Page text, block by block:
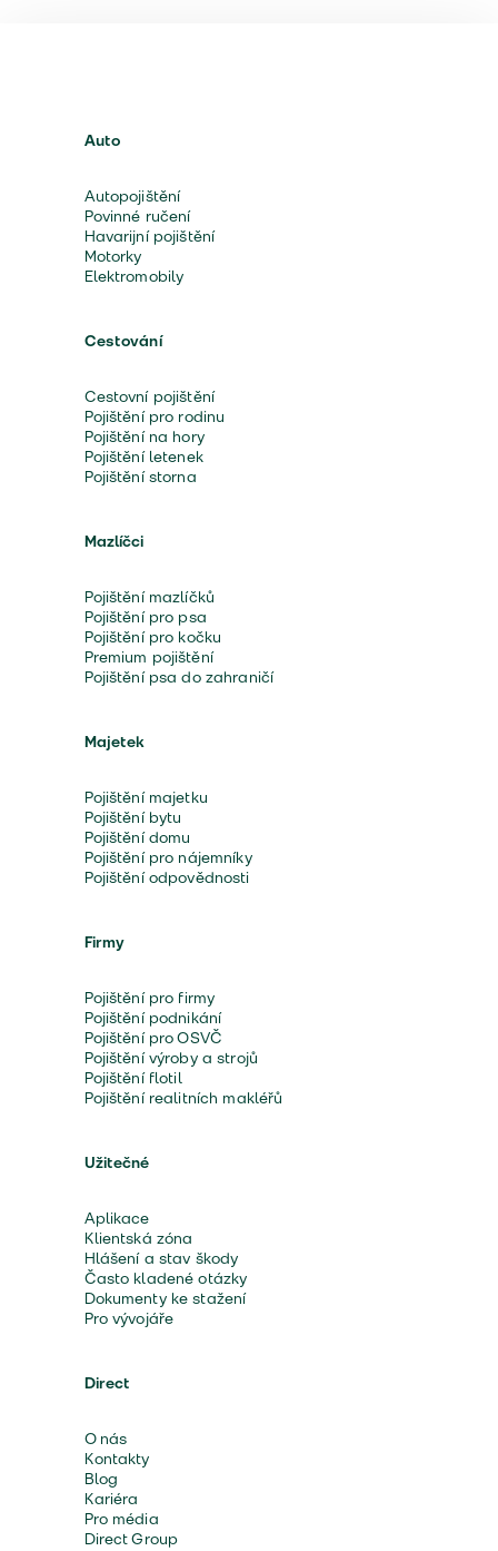
Auto
Autopojištění
Povinné ručení
Havarijní pojištění
Motorky
Elektromobily
Cestování
Cestovní pojištění
Pojištění pro rodinu
Pojištění na hory
Pojištění letenek
Pojištění storna
Mazlíčci
Pojištění mazlíčků
Pojištění pro psa
Pojištění pro kočku
Premium pojištění
Pojištění psa do zahraničí
Majetek
Pojištění majetku
Pojištění bytu
Pojištění domu
Pojištění pro nájemníky
Pojištění odpovědnosti
Firmy
Pojištění pro firmy
Pojištění podnikání
Pojištění pro OSVČ
Pojištění výroby a strojů
Pojištění flotil
Pojištění realitních makléřů
Užitečné
Aplikace
Klientská zóna
Hlášení a stav škody
Často kladené otázky
Dokumenty ke stažení
Pro vývojáře
Direct
O nás
Kontakty
Blog
Kariéra
Pro média
Direct Group